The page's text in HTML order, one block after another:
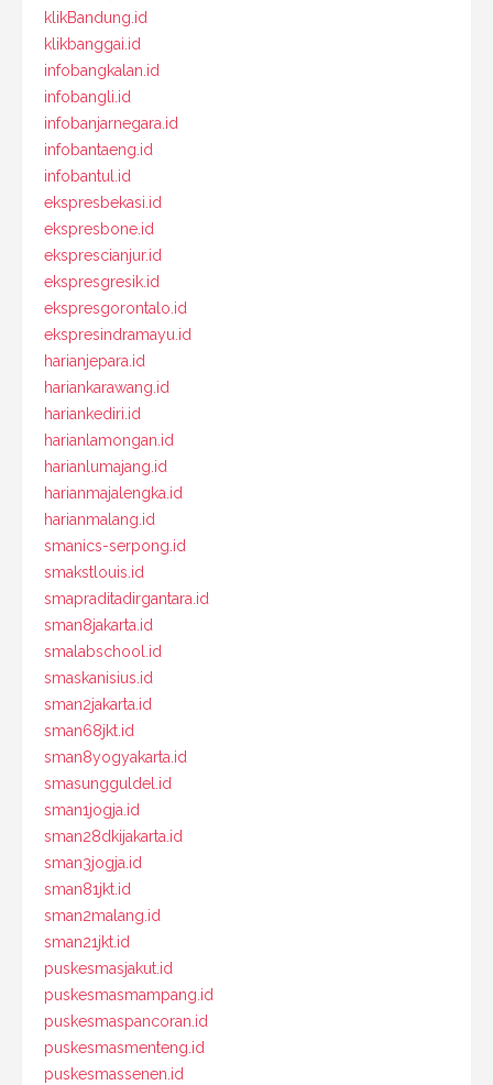
klikBandung.id
klikbanggai.id
infobangkalan.id
infobangli.id
infobanjarnegara.id
infobantaeng.id
infobantul.id
ekspresbekasi.id
ekspresbone.id
eksprescianjur.id
ekspresgresik.id
ekspresgorontalo.id
ekspresindramayu.id
harianjepara.id
hariankarawang.id
hariankediri.id
harianlamongan.id
harianlumajang.id
harianmajalengka.id
harianmalang.id
smanics-serpong.id
smakstlouis.id
smapraditadirgantara.id
sman8jakarta.id
smalabschool.id
smaskanisius.id
sman2jakarta.id
sman68jkt.id
sman8yogyakarta.id
smasungguldel.id
sman1jogja.id
sman28dkijakarta.id
sman3jogja.id
sman81jkt.id
sman2malang.id
sman21jkt.id
puskesmasjakut.id
puskesmasmampang.id
puskesmaspancoran.id
puskesmasmenteng.id
puskesmassenen.id